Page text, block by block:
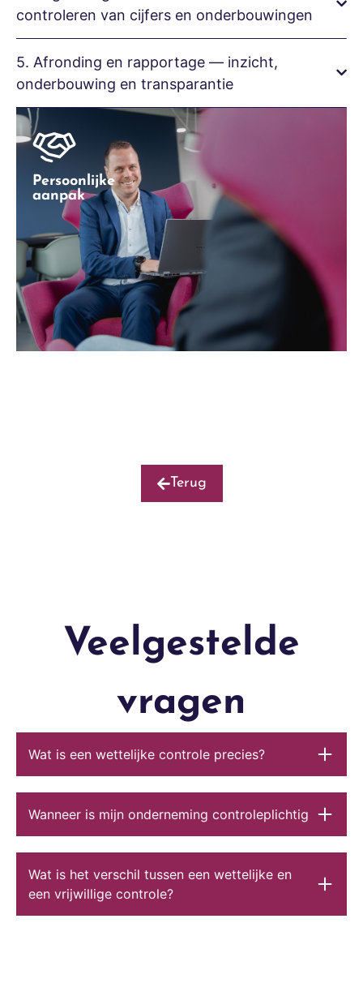
controleren van cijfers en onderbouwingen
5. Afronding en rapportage — inzicht,
onderbouwing en transparantie
Persoonlijke
aanpak
Terug
Veelgestelde
vragen
Wat is een wettelijke controle precies?
Wanneer is mijn onderneming controleplichtig
Wat is het verschil tussen een wettelijke en
een vrijwillige controle?